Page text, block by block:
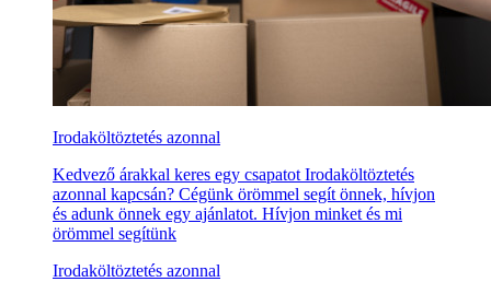
Irodaköltöztetés azonnal
Kedvező árakkal keres egy csapatot Irodaköltöztetés
azonnal kapcsán? Cégünk örömmel segít önnek, hívjon
és adunk önnek egy ajánlatot. Hívjon minket és mi
örömmel segítünk
Irodaköltöztetés azonnal